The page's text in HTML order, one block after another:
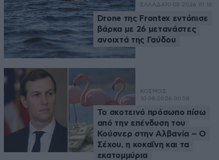
ΕΛΛΑΔΑ 10·08·2026 01:10
Drone της Frontex εντόπισε
βάρκα με 26 μετανάστες
ανοιχτά της Γαύδου
ΚΟΣΜΟΣ
10·08·2026 00:58
Το σκοτεινό πρόσωπο πίσω
από την επένδυση του
Κούσνερ στην Αλβανία – Ο
Σέχου, η κοκαΐνη και τα
εκατομμύρια